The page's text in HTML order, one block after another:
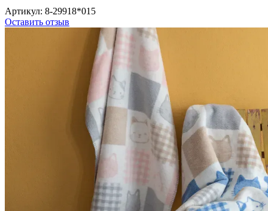
Артикул: 8-29918*015
Оставить отзыв